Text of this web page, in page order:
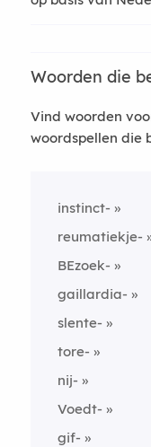
Woorden die
Vind woorden
woordspellen die
instinct-
reumatiekje-
BEzoek-
gaillardia-
slente-
tore-
nij-
Voedt-
gif-